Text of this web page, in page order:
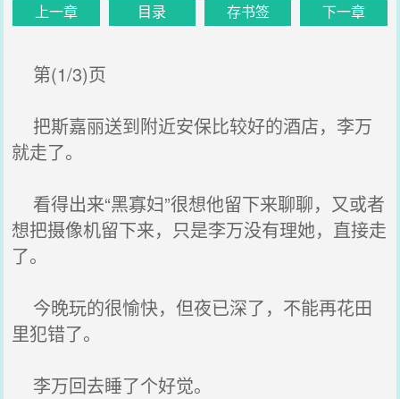
上一章 目录 存书签 下一章
第(1/3)页
把斯嘉丽送到附近安保比较好的酒店，李万
就走了。
看得出来“黑寡妇”很想他留下来聊聊，又或者
想把摄像机留下来，只是李万没有理她，直接走
了。
今晚玩的很愉快，但夜已深了，不能再花田
里犯错了。
李万回去睡了个好觉。